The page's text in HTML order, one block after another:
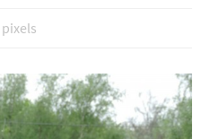
pixels